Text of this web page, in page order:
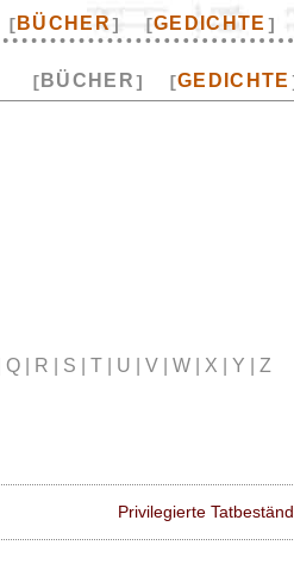
[ BÜCHER] [GEDICHTE ]
[ BÜCHER] [GEDICHTE ]
| Q | R | S | T | U | V | W | X | Y | Z
Privilegierte